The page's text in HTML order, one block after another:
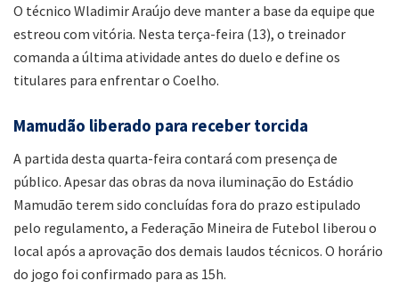
O técnico Wladimir Araújo deve manter a base da equipe que
estreou com vitória. Nesta terça-feira (13), o treinador
comanda a última atividade antes do duelo e define os
titulares para enfrentar o Coelho.
Mamudão liberado para receber torcida
A partida desta quarta-feira contará com presença de
público. Apesar das obras da nova iluminação do Estádio
Mamudão terem sido concluídas fora do prazo estipulado
pelo regulamento, a Federação Mineira de Futebol liberou o
local após a aprovação dos demais laudos técnicos. O horário
do jogo foi confirmado para as 15h.